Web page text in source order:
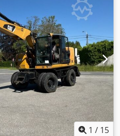
muy bueno Estado visual:
Número de serie:
opciones y equipamiento = -
- Engrase centralizado
1 / 15